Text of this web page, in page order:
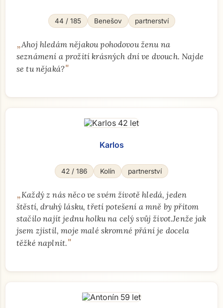
44 / 185 Benešov partnerství
„Ahoj hledám nějakou pohodovou ženu na
seznámení a prožití krásných dní ve dvouch. Najde
se tu nějaká?"
Karlos
42 / 186 Kolín partnerství
„Každý z nás něco ve svém životě hledá, jeden
štěstí, druhý lásku, třetí potešení a mně by přitom
stačilo najít jednu holku na celý svůj život.Jenže jak
jsem zjistil, moje malé skromné přání je docela
těžké naplnit."